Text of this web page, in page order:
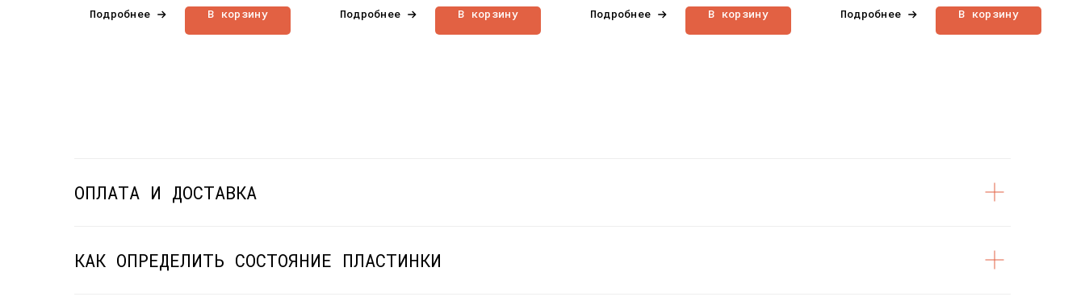
Подробнее В корзину Подробнее В корзину Подробнее В корзину Подробнее В корзину
ОПЛАТА И ДОСТАВКА
КАК ОПРЕДЕЛИТЬ СОСТОЯНИЕ ПЛАСТИНКИ